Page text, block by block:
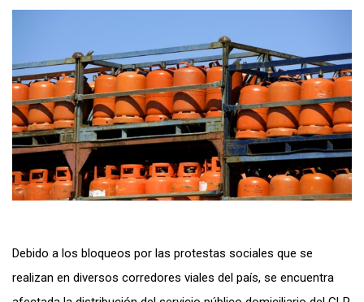
Debido a los bloqueos por las protestas sociales que se
realizan en diversos corredores viales del país, se encuentra